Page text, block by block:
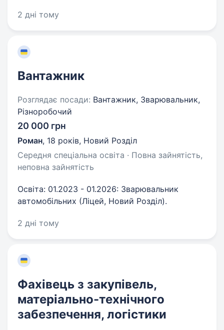
2 дні тому
Вантажник
Розглядає посади: Вантажник, Зварювальник,
Різноробочий
20 000 грн
Роман, 18 років, Новий Розділ
Середня спеціальна освіта · Повна зайнятість,
неповна зайнятість
Освіта: 01.2023 - 01.2026: Зварювальник
автомобільних (Ліцей, Новий Розділ).
2 дні тому
Фахівець з закупівель,
матеріально-технічного
забезпечення, логістики